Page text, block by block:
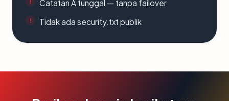
Catatan A tunggal — tanpa failover
Tidak ada security.txt publik